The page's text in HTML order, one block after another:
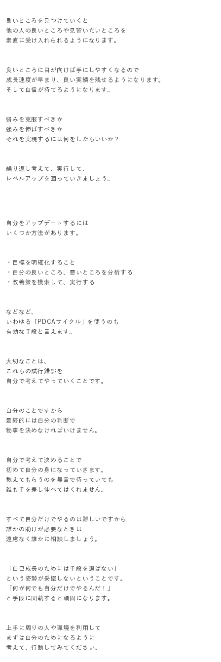
良いところを見つけていくと
他の人の良いところや見習いたいところを
素直に受け入れられるようになります。
良いところに目が向けば手にしやすくなるので
成長速度が早まり、良い実績を残せるようになります。
そして自信が持てるようになります。
弱みを克服すべきか
強みを伸ばすべきか
それを実現するには何をしたらいいか？
繰り返し考えて、実行して、
レベルアップを図っていきましょう。
自分をアップデートするには
いくつか方法があります。
・目標を明確化すること
・自分の良いところ、悪いところを分析する
・改善策を模索して、実行する
などなど、
いわゆる「PDCAサイクル」を使うのも
有効な手段と言えます。
大切なことは、
これらの試行錯誤を
自分で考えてやっていくことです。
自分のことですから
最終的には自分の判断で
物事を決めなければいけません。
自分で考えて決めることで
初めて自分の身になっていきます。
教えてもらうのを無言で待っていても
誰も手を差し伸べてはくれません。
すべて自分だけでやるのは難しいですから
誰かの助けが必要なときは
遠慮なく誰かに相談しましょう。
「自己成長のためには手段を選ばない」
という姿勢が妥協しないということです。
「何が何でも自分だけでやるんだ！」
と手段に固執すると頑固になります。
上手に周りの人や環境を利用して
まずは自分のためになるように
考えて、行動してみてください。